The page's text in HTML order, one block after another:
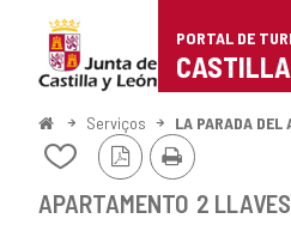
Portal
de
Turismo
Castilla
PORTAL DE
ComeçoServiços LA PARADA DEL
Adicionar
remover
Versão
PDF
Imprimir
APARTAMENTO 2 LLAVES